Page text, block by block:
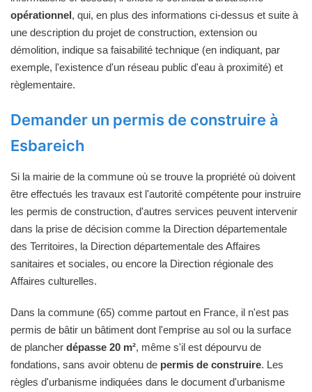
opérationnel, qui, en plus des informations ci-dessus et suite à
une description du projet de construction, extension ou
démolition, indique sa faisabilité technique (en indiquant, par
exemple, l'existence d'un réseau public d'eau à proximité) et
règlementaire.
Demander un permis de construire à
Esbareich
Si la mairie de la commune où se trouve la propriété où doivent
être effectués les travaux est l'autorité compétente pour instruire
les permis de construction, d'autres services peuvent intervenir
dans la prise de décision comme la Direction départementale
des Territoires, la Direction départementale des Affaires
sanitaires et sociales, ou encore la Direction régionale des
Affaires culturelles.
Dans la commune (65) comme partout en France, il n'est pas
permis de bâtir un bâtiment dont l'emprise au sol ou la surface
de plancher dépasse 20 m², même s'il est dépourvu de
fondations, sans avoir obtenu de permis de construire. Les
règles d'urbanisme indiquées dans le document d'urbanisme